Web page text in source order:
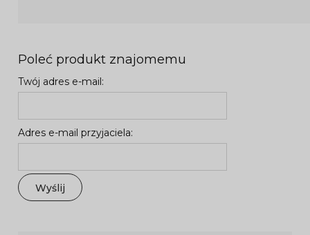
Poleć produkt znajomemu
Twój adres e-mail:
Adres e-mail przyjaciela:
Wyślij